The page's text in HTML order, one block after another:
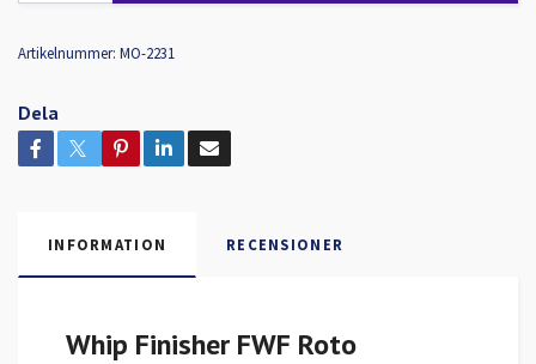
Artikelnummer: MO-2231
Dela
INFORMATION RECENSIONER
Whip Finisher FWF Roto